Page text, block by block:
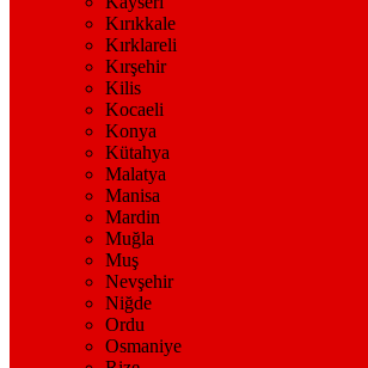
Kırıkkale
Kırklareli
Kırşehir
Kilis
Kocaeli
Konya
Kütahya
Malatya
Manisa
Mardin
Muğla
Muş
Nevşehir
Niğde
Ordu
Osmaniye